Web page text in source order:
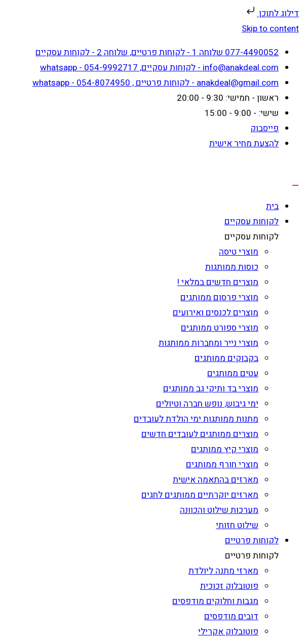
דילוג לתוכן
Skip to content
077-4490052 שלוחה 1 - לקוחות פרטיים, שלוחה 2 - לקוחות עסקיים
info@anakdeal.com - לקוחות עסקיים, whatsapp - 054-9992717
anakdeal@gmail.com - לקוחות פרטיים , whatsapp - 054-8074950
ראשון - חמישי: 9:30 - 20:00
שישי: - 9:00 - 15:00
פייסבוק
להצעת מחיר אישית
בית
לקוחות עסקיים
לקוחות עסקיים
מוצרי טיסה
כוסות ממותגות
מוצרים חדשים במלאי !
מוצרי פרסום ממותגים
מוצרים לכנסים ואירועים
מוצרי ספורט ממותגים
מוצרי נייר ומחברות ממותגות
בקבוקים ממותגים
עטים ממותגים
מוצרי בד ותיקי גב ממותגים
ימי גיבוש, נופש חברה וטיולים
מתנות ממותגות ימי הולדת לעובדים
מוצרים ממותגים לעובדים חדשים
מוצרי קיץ ממותגים
מוצרי חורף ממותגים
מארזים בהתאמה אישית
מארזים יוקרתיים ממותגים לחגים
מערכות שילוט והכוונה
שילוט חזותי
לקוחות פרטיים
לקוחות פרטיים
מארזי מתנה ליולדת
פוטובלוק זכוכית
מגבות וחלוקים מודפסים
דובים מודפסים
פוטובלוק אקרילי